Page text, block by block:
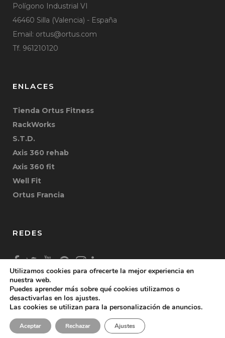
Polígono Industrial VI
46460 Silla (Valencia) - España
Email: ortus@ortus.com
Tf. 961210120
ENLACES
Tienda Ortus Fitness
RackWorks
S.T.D.
Axis 360 rehab
Axis 360 fit
Well Fit
Ortus Francia
REDES
Política de Privacidad|
Utilizamos cookies para ofrecerte la mejor experiencia en
nuestra web.
Puedes aprender más sobre qué cookies utilizamos o
desactivarlas en los ajustes.
Las cookies se utilizan para la personalización de anuncios.
Aceptar Rechazar Ajustes